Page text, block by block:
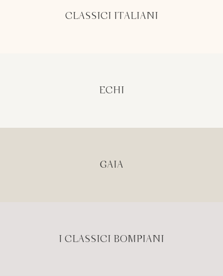
CLASSICI ITALIANI
ECHI
GAIA
I CLASSICI BOMPIANI